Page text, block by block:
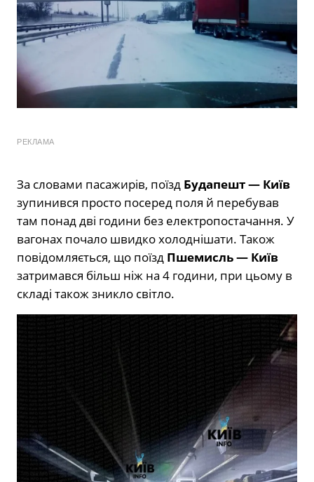
РЕКЛАМА
За словами пасажирів, поїзд Будапешт — Київ
зупинився просто посеред поля й перебував
там понад дві години без електропостачання. У
вагонах почало швидко холоднішати. Також
повідомляється, що поїзд Пшемисль — Київ
затримався більш ніж на 4 години, при цьому в
складі також зникло світло.